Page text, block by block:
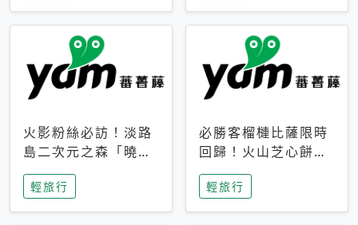
火影粉絲必訪！淡路
島二次元之森「曉」
解謎任務9月起全面
支援中文
輕旅行
必勝客榴槤比薩限時
回歸！火山芝心餅
皮、榴槤冰淇淋到樂
事聯名一次開吃
輕旅行